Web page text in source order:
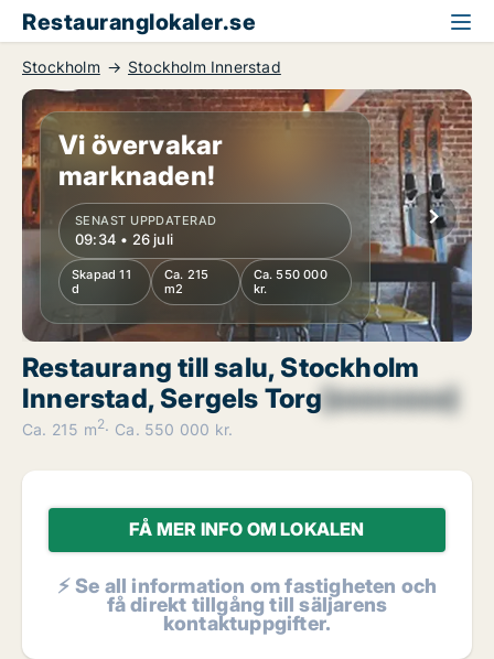
Restauranglokaler.se
Stockholm Stockholm Innerstad
Vi övervakar
marknaden!
SENAST UPPDATERAD
09:34 • 26 juli
Skapad 11
d
Ca. 215
m2
Ca. 550 000
kr.
Restaurang till salu, Stockholm
Innerstad, Sergels Torg[xxxxxxxx]
Ca. 215 m2 Ca. 550 000 kr.
FÅ MER INFO OM LOKALEN
⚡ Se all information om fastigheten och
få direkt tillgång till säljarens
kontaktuppgifter.